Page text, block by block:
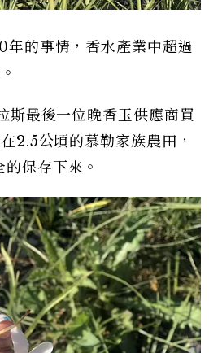
年的事情，香水產業中超過
斯最後一位晚香玉供應商買
2.5公頃的慕勒家族農田，
保存下來。